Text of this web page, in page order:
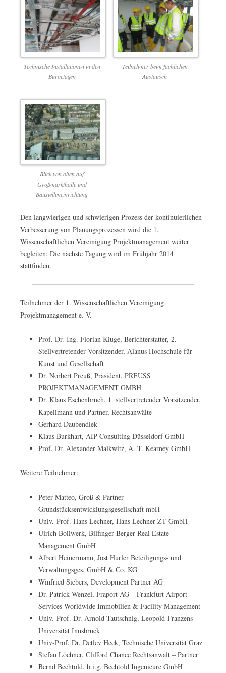
Technische Installationen in den
Büroetagen
Teilnehmer beim fachlichen
Austausch
Blick von oben auf
Großmarkthalle und
Baustelleneinrichtung
Den langwierigen und schwierigen Prozess der kontinuierlichen
Verbesserung von Planungsprozessen wird die 1.
Wissenschaftlichen Vereinigung Projektmanagement weiter
begleiten: Die nächste Tagung wird im Frühjahr 2014
stattfinden.
Teilnehmer der 1. Wissenschaftlichen Vereinigung
Projektmanagement e. V.
Prof. Dr.-Ing. Florian Kluge, Berichterstatter, 2.
Stellvertretender Vorsitzender, Alanus Hochschule für
Kunst und Gesellschaft
Dr. Norbert Preuß, Präsident, PREUSS
PROJEKTMANAGEMENT GMBH
Dr. Klaus Eschenbruch, 1. stellvertretender Vorsitzender,
Kapellmann und Partner, Rechtsanwälte
Gerhard Daubendiek
Klaus Burkhart, AIP Consulting Düsseldorf GmbH
Prof. Dr. Alexander Malkwitz, A. T. Kearney GmbH
Weitere Teilnehmer:
Peter Matteo, Groß & Partner
Grundstücksentwicklungsgesellschaft mbH
Univ.-Prof. Hans Lechner, Hans Lechner ZT GmbH
Ulrich Bollwerk, Bilfinger Berger Real Estate
Management GmbH
Albert Heinermann, Jost Hurler Beteiligungs- und
Verwaltungsges. GmbH & Co. KG
Winfried Siebers, Development Partner AG
Dr. Patrick Wenzel, Fraport AG – Frankfurt Airport
Services Worldwide Immobilien & Facility Management
Univ.-Prof. Dr. Arnold Tautschnig, Leopold-Franzens-
Universität Innsbruck
Univ-Prof. Dr. Detlev Heck, Technische Universität Graz
Stefan Löchner, Clifford Chance Rechtsanwalt – Partner
Bernd Bechtold, b.i.g. Bechtold Ingenieure GmbH